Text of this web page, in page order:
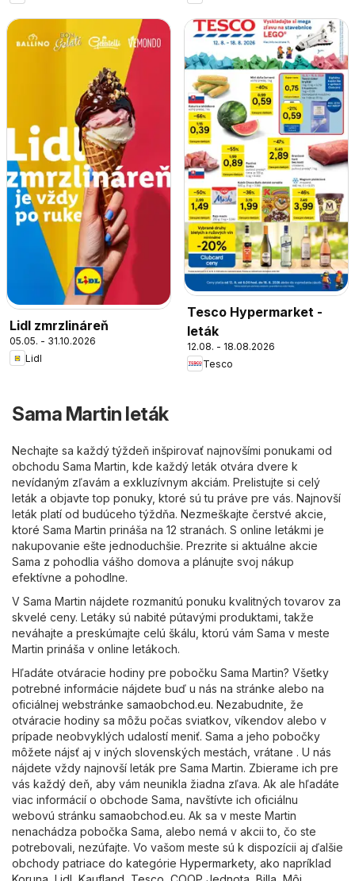
Lidl zmrzlináreň
05.05. - 31.10.2026
Lidl
Tesco Hypermarket -
leták
12.08. - 18.08.2026
Tesco
Sama Martin leták
Nechajte sa každý týždeň inšpirovať najnovšími ponukami od
obchodu Sama Martin, kde každý leták otvára dvere k
nevídaným zľavám a exkluzívnym akciám. Prelistujte si celý
leták a objavte top ponuky, ktoré sú tu práve pre vás. Najnovší
leták platí od budúceho týždňa. Nezmeškajte čerstvé akcie,
ktoré Sama Martin prináša na 12 stranách. S online letákmi je
nakupovanie ešte jednoduchšie. Prezrite si aktuálne akcie
Sama z pohodlia vášho domova a plánujte svoj nákup
efektívne a pohodlne.
V Sama Martin nájdete rozmanitú ponuku kvalitných tovarov za
skvelé ceny. Letáky sú nabité pútavými produktami, takže
neváhajte a preskúmajte celú škálu, ktorú vám Sama v meste
Martin prináša v online letákoch.
Hľadáte otváracie hodiny pre pobočku Sama Martin? Všetky
potrebné informácie nájdete buď u nás na stránke alebo na
oficiálnej webstránke samaobchod.eu. Nezabudnite, že
otváracie hodiny sa môžu počas sviatkov, víkendov alebo v
prípade neobvyklých udalostí meniť. Sama a jeho pobočky
môžete nájsť aj v iných slovenských mestách, vrátane . U nás
nájdete vždy najnovší leták pre Sama Martin. Zbierame ich pre
vás každý deň, aby vám neunikla žiadna zľava. Ak ale hľadáte
viac informácií o obchode Sama, navštívte ich oficiálnu
webovú stránku samaobchod.eu. Ak sa v meste Martin
nenachádza pobočka Sama, alebo nemá v akcii to, čo ste
potrebovali, nezúfajte. Vo vašom meste sú k dispozícii aj ďalšie
obchody patriace do kategórie Hypermarkety, ako napríklad